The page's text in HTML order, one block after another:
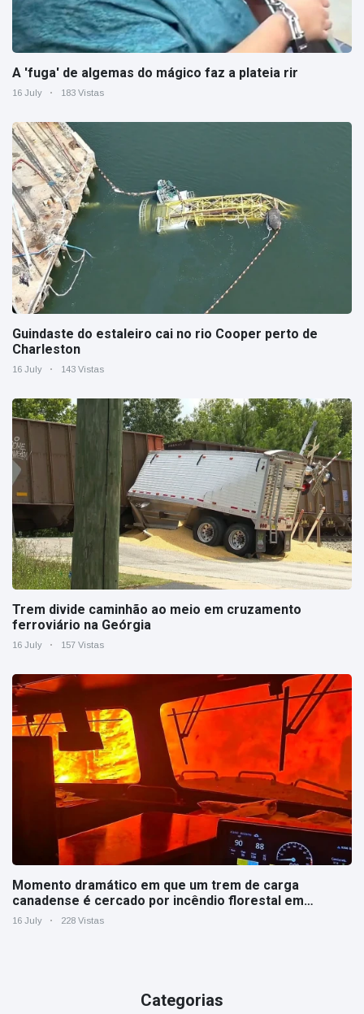
A 'fuga' de algemas do mágico faz a plateia rir
16 July 183 Vistas
Guindaste do estaleiro cai no rio Cooper perto de
Charleston
16 July 143 Vistas
Trem divide caminhão ao meio em cruzamento
ferroviário na Geórgia
16 July 157 Vistas
Momento dramático em que um trem de carga
canadense é cercado por incêndio florestal em
Ontário
16 July 228 Vistas
Categorias